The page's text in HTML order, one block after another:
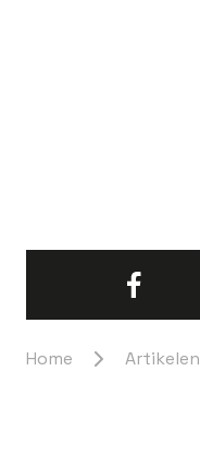
Home Artikelen